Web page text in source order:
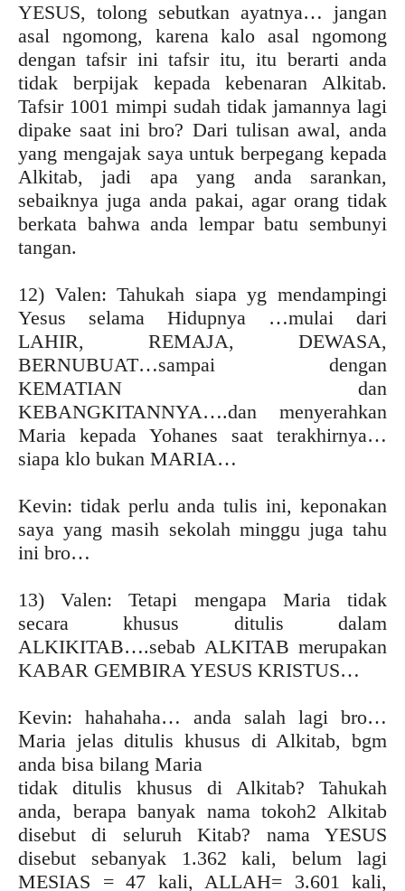
YESUS, tolong sebutkan ayatnya… jangan
asal ngomong, karena kalo asal ngomong
dengan tafsir ini tafsir itu, itu berarti anda
tidak berpijak kepada kebenaran Alkitab.
Tafsir 1001 mimpi sudah tidak jamannya lagi
dipake saat ini bro? Dari tulisan awal, anda
yang mengajak saya untuk berpegang kepada
Alkitab, jadi apa yang anda sarankan,
sebaiknya juga anda pakai, agar orang tidak
berkata bahwa anda lempar batu sembunyi
tangan.
12) Valen: Tahukah siapa yg mendampingi
Yesus selama Hidupnya …mulai dari
LAHIR, REMAJA, DEWASA,
BERNUBUAT…sampai dengan
KEMATIAN dan
KEBANGKITANNYA….dan menyerahkan
Maria kepada Yohanes saat terakhirnya…
siapa klo bukan MARIA…
Kevin: tidak perlu anda tulis ini, keponakan
saya yang masih sekolah minggu juga tahu
ini bro…
13) Valen: Tetapi mengapa Maria tidak
secara khusus ditulis dalam
ALKIKITAB….sebab ALKITAB merupakan
KABAR GEMBIRA YESUS KRISTUS…
Kevin: hahahaha… anda salah lagi bro…
Maria jelas ditulis khusus di Alkitab, bgm
anda bisa bilang Maria
tidak ditulis khusus di Alkitab? Tahukah
anda, berapa banyak nama tokoh2 Alkitab
disebut di seluruh Kitab? nama YESUS
disebut sebanyak 1.362 kali, belum lagi
MESIAS = 47 kali, ALLAH= 3.601 kali,